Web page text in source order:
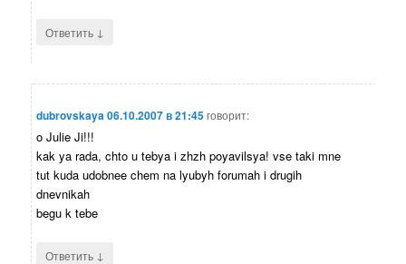
Ответить ↓
dubrovskaya06.10.2007 в 21:45говорит:
o Julie Ji!!!
kak ya rada, chto u tebya i zhzh poyavilsya! vse taki mne
tut kuda udobnee chem na lyubyh forumah i drugih
dnevnikah
begu k tebe
Ответить ↓